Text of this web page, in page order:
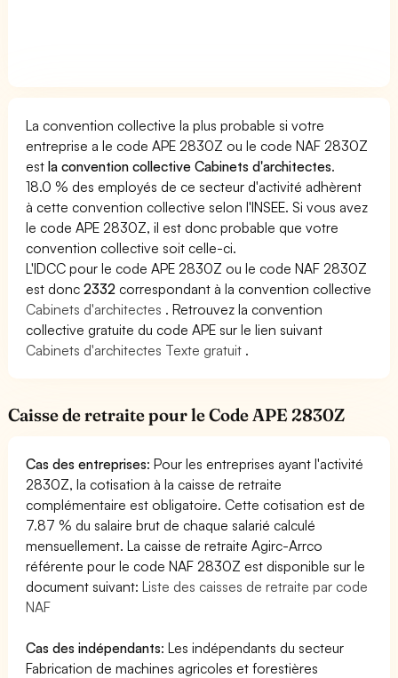
La convention collective la plus probable si votre
entreprise a le code APE 2830Z ou le code NAF 2830Z
estla convention collective Cabinets d'architectes.
18.0 % des employés de ce secteur d'activité adhèrent
à cette convention collective selon l'INSEE. Si vous avez
le code APE 2830Z, il est donc probable que votre
convention collective soit celle-ci.
L'IDCC pour le code APE 2830Z ou le code NAF 2830Z
est donc2332 correspondant à la convention collective
Cabinets d'architectes . Retrouvez la convention
collective gratuite du code APE sur le lien suivant
Cabinets d'architectes Texte gratuit .
Caisse de retraite pour le Code APE 2830Z
Cas des entreprises: Pour les entreprises ayant l'activité
2830Z, la cotisation à la caisse de retraite
complémentaire est obligatoire. Cette cotisation est de
7.87 % du salaire brut de chaque salarié calculé
mensuellement. La caisse de retraite Agirc-Arrco
référente pour le code NAF 2830Z est disponible sur le
document suivant:Liste des caisses de retraite par code
NAF
Cas des indépendants: Les indépendants du secteur
Fabrication de machines agricoles et forestières